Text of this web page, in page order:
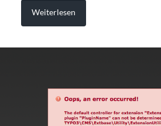
Weiterlesen